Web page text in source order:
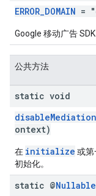
ERROR_DOMAIN =
Google 移动广告
公共方法
static void
ontext)
在 initialize 或第
初始化。
static @Nullable